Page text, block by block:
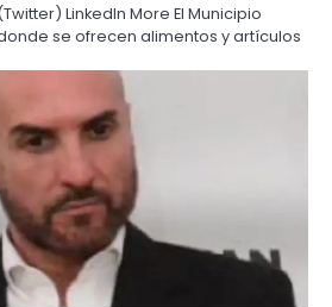
LinkedIn More El Municipio
se ofrecen alimentos y artículos